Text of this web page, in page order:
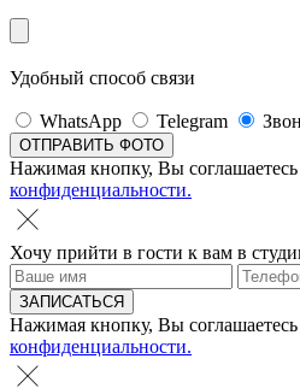
Удобный способ связи
WhatsApp Telegram
Нажимая кнопку, Вы соглашаетесь
конфиденциальности.
Хочу прийти в гости к вам в
Нажимая кнопку, Вы соглашаетесь
конфиденциальности.